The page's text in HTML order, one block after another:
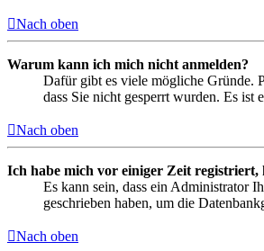
Nach oben
Warum kann ich mich nicht anmelden?
Dafür gibt es viele mögliche Gründe.
dass Sie nicht gesperrt wurden. Es
Nach oben
Ich habe mich vor einiger Zeit
Es kann sein, dass ein Administrator
geschrieben haben, um die
Nach oben